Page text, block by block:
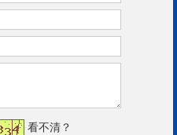
看不清？